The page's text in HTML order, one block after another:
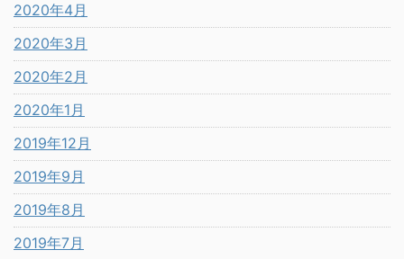
2020年4月
2020年3月
2020年2月
2020年1月
2019年12月
2019年9月
2019年8月
2019年7月